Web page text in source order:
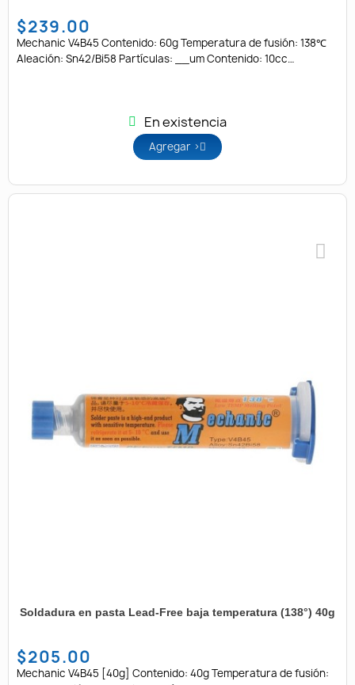
Agregar >
$239.00
Mechanic V4B45 Contenido: 60g Temperatura de fusión: 138℃
Aleación: Sn42/Bi58 Partículas: __um Contenido: 10cc
En existencia
Soldadura en pasta Lead-Free baja temperatura (138°) 40g
$205.00
Mechanic V4B45 [40g] Contenido: 40g Temperatura de fusión: